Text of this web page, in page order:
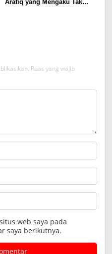
Arafiq yang Mengaku Tak
Ruas yang wajib
web saya pada
saya berikutnya.